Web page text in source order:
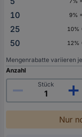
10
9%
25
10%
50
12%
Mengenrabatte variieren
Anzahl
Stück
Nur